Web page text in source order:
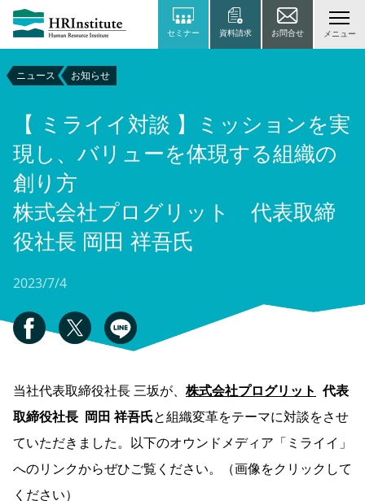
セミナー 資料請求 お問合せ メニュー
ニュース お知らせ
【 ミライイ対談 】ミッションを実
現し、バリューを体現する組織の
創り方
株式会社プログリット 代表取締
役社長 岡田 祥吾氏
2023/7/4
当社代表取締役社長 三坂が、 株式会社プログリット 代表
取締役社長 岡田 祥吾氏と組織変革をテーマに対談をさせ
ていただきました。以下のオウンドメディア「ミライイ」
へのリンクからぜひご覧ください。（画像をクリックして
ください）